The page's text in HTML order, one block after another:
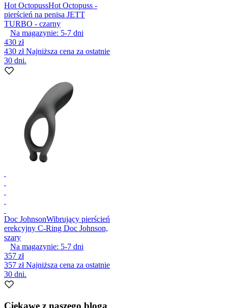
Hot OctopussHot Octopuss -
pierścień na penisa JETT
TURBO - czarny
Na magazynie: 5-7 dni
430 zł
430 złNajniższa cena za ostatnie
30 dni.
Doc JohnsonWibrujący pierścień
erekcyjny C-Ring Doc Johnson,
szary
Na magazynie: 5-7 dni
357 zł
357 złNajniższa cena za ostatnie
30 dni.
Ciekawe z naszego bloga